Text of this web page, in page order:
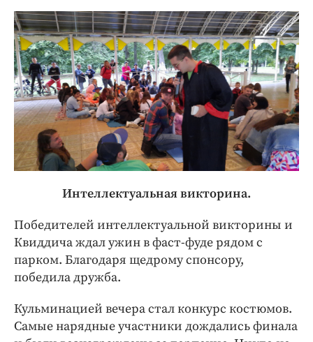
Интеллектуальная викторина.
Победителей интеллектуальной викторины и
Квиддича ждал ужин в фаст-фуде рядом с
парком. Благодаря щедрому спонсору,
победила дружба.
Кульминацией вечера стал конкурс костюмов.
Самые нарядные участники дождались финала